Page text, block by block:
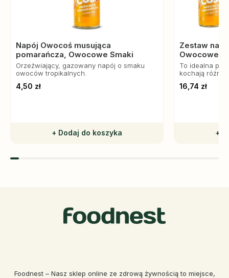
Napój Owocoś musująca
pomarańcza, Owocowe Smaki
Orzeźwiający, gazowany napój o smaku
owoców tropikalnych.
4,50 zł
+ Dodaj do koszyka
Zestaw
Owocowe
To idealna
kochają
16,74 zł
+
Foodnest – Nasz sklep online ze zdrową żywnością to miejsce,